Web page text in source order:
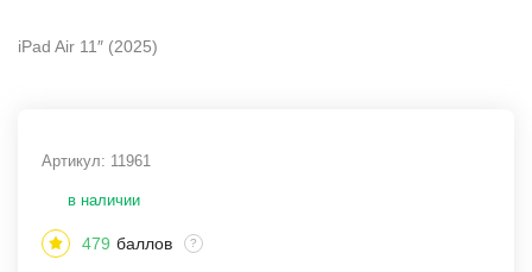
iPad Air 11″ (2025)
Артикул: 11961
в наличии
479 баллов ?